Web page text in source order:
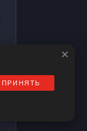
×
ПРИНЯТЬ